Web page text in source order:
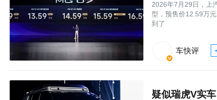
2026年7月29日，上
型，预售价12.59万
到了
车快评
疑似瑞虎V实